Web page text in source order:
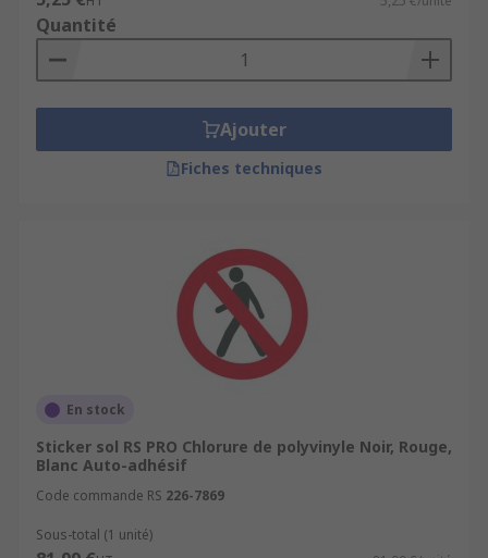
Quantité
Ajouter
Fiches techniques
En stock
Sticker sol RS PRO Chlorure de polyvinyle Noir, Rouge,
Blanc Auto-adhésif
Code commande RS 226-7869
Sous-total (1 unité)